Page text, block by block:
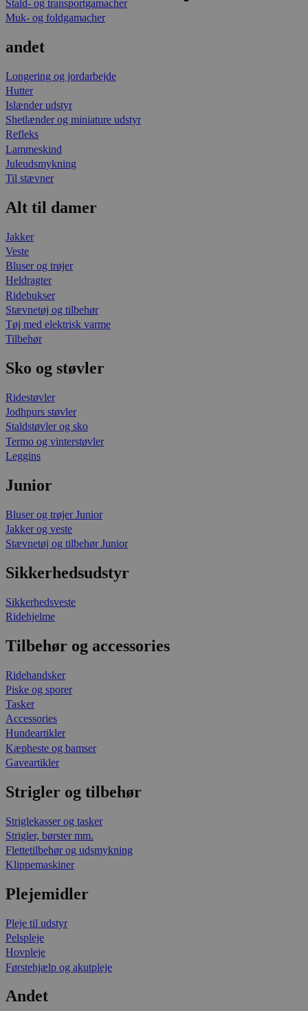
Stald- og transportgamacher
Muk- og foldgamacher
andet
Longering og jordarbejde
Hutter
Islænder udstyr
Shetlænder og miniature udstyr
Refleks
Lammeskind
Juleudsmykning
Til stævner
Alt til damer
Jakker
Veste
Bluser og trøjer
Heldragter
Ridebukser
Stævnetøj og tilbehør
Tøj med elektrisk varme
Tilbehør
Sko og støvler
Ridestøvler
Jodhpurs støvler
Staldstøvler og sko
Termo og vinterstøvler
Leggins
Junior
Bluser og trøjer Junior
Jakker og veste
Stævnetøj og tilbehør Junior
Sikkerhedsudstyr
Sikkerhedsveste
Ridehjelme
Tilbehør og accessories
Ridehandsker
Piske og sporer
Tasker
Accessories
Hundeartikler
Kæpheste og bamser
Gaveartikler
Strigler og tilbehør
Striglekasser og tasker
Strigler, børster mm.
Flettetilbehør og udsmykning
Klippemaskiner
Plejemidler
Pleje til udstyr
Pelspleje
Hovpleje
Førstehjælp og akutpleje
Andet